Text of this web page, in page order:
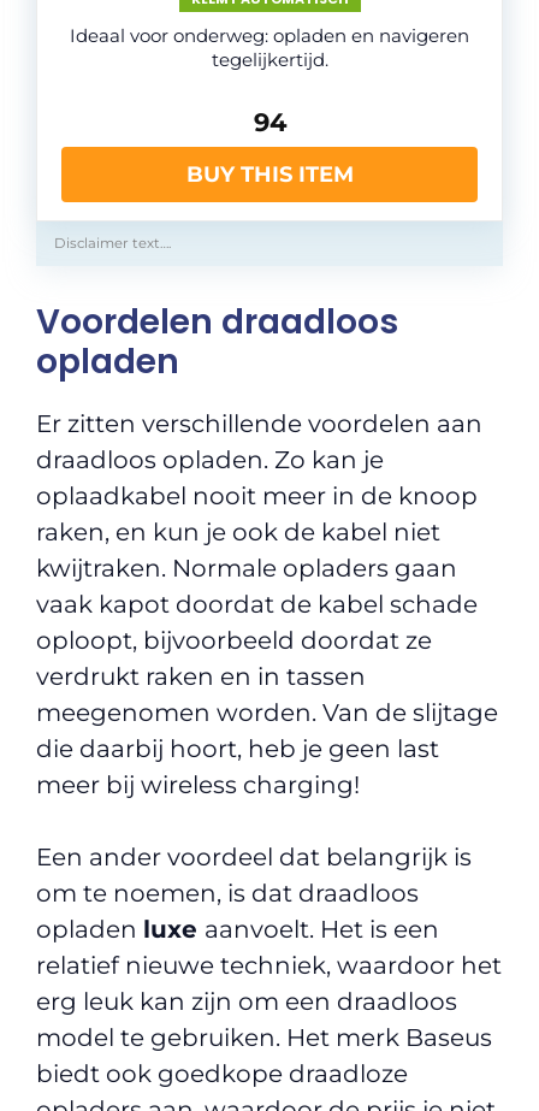
Ideaal voor onderweg: opladen en navigeren
tegelijkertijd.
94
BUY THIS ITEM
Disclaimer text….
Voordelen draadloos
opladen
Er zitten verschillende voordelen aan
draadloos opladen. Zo kan je
oplaadkabel nooit meer in de knoop
raken, en kun je ook de kabel niet
kwijtraken. Normale opladers gaan
vaak kapot doordat de kabel schade
oploopt, bijvoorbeeld doordat ze
verdrukt raken en in tassen
meegenomen worden. Van de slijtage
die daarbij hoort, heb je geen last
meer bij wireless charging!
Een ander voordeel dat belangrijk is
om te noemen, is dat draadloos
opladen luxe aanvoelt. Het is een
relatief nieuwe techniek, waardoor het
erg leuk kan zijn om een draadloos
model te gebruiken. Het merk Baseus
biedt ook goedkope draadloze